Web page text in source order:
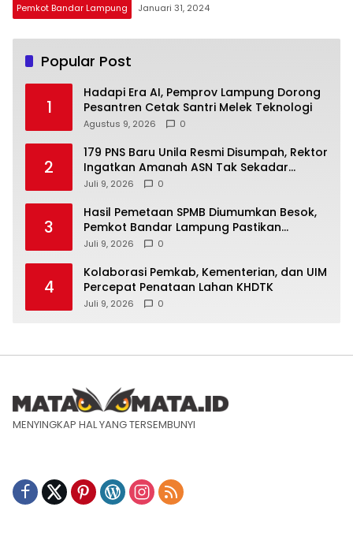
Pemkot Bandar Lampung Januari 31, 2024
Popular Post
1
Hadapi Era AI, Pemprov Lampung Dorong
Pesantren Cetak Santri Melek Teknologi
Agustus 9, 2026 0
2
179 PNS Baru Unila Resmi Disumpah, Rektor
Ingatkan Amanah ASN Tak Sekadar
Formalitas
Juli 9, 2026 0
3
Hasil Pemetaan SPMB Diumumkan Besok,
Pemkot Bandar Lampung Pastikan
Sekolah Negeri Gratis
Juli 9, 2026 0
4
Kolaborasi Pemkab, Kementerian, dan UIM
Percepat Penataan Lahan KHDTK
Juli 9, 2026 0
MENYINGKAP HAL YANG TERSEMBUNYI